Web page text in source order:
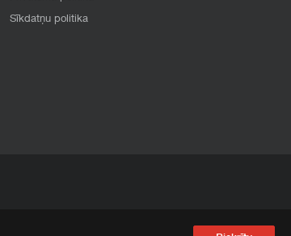
Sīkdatņu politika